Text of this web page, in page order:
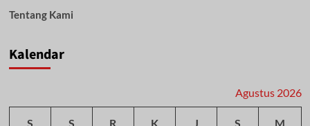
Tentang Kami
Kalendar
Agustus 2026
S S R K J S M